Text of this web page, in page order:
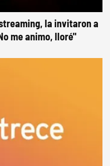
la invitaron a
me animo, lloré"